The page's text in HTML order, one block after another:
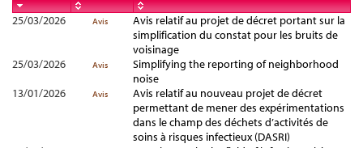
25/03/2026
Avis
Avis relatif au projet de décret portant sur la
simplification du constat pour les bruits de
voisinage
25/03/2026
Avis
Simplifying the reporting of neighborhood
noise
13/01/2026
Avis
Avis relatif au nouveau projet de décret
permettant de mener des expérimentations
dans le champ des déchets d’activités de
soins à risques infectieux (DASRI)